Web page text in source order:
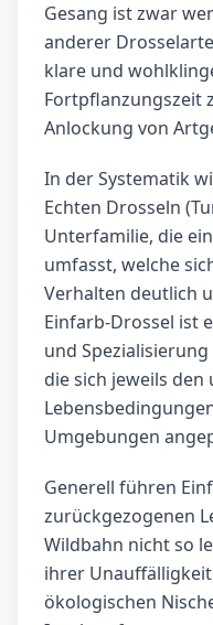
Gesang ist zwar
anderer
klare und
Fortpflanzungszeit
Anlockung von
In der Systematik
Echten Drosseln
Unterfamilie, die
umfasst, welche
Verhalten deutlich
Einfarb-Drossel ist
und
die sich jeweils
Umgebungen
Generell führen
zurückgezogenen
Wildbahn nicht so
ihrer
ökologischen